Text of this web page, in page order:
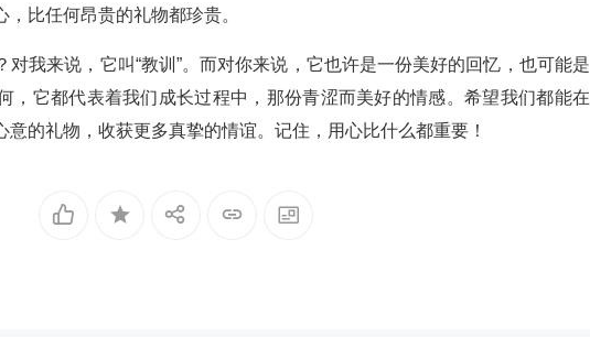
比任何昂贵的礼物都珍贵。
对我来说，它叫“教训”。而对你来说，它也许是一份美好的回忆，也可能是
，它都代表着我们成长过程中，那份青涩而美好的情感。希望我们都能在
的礼物，收获更多真挚的情谊。记住，用心比什么都重要！